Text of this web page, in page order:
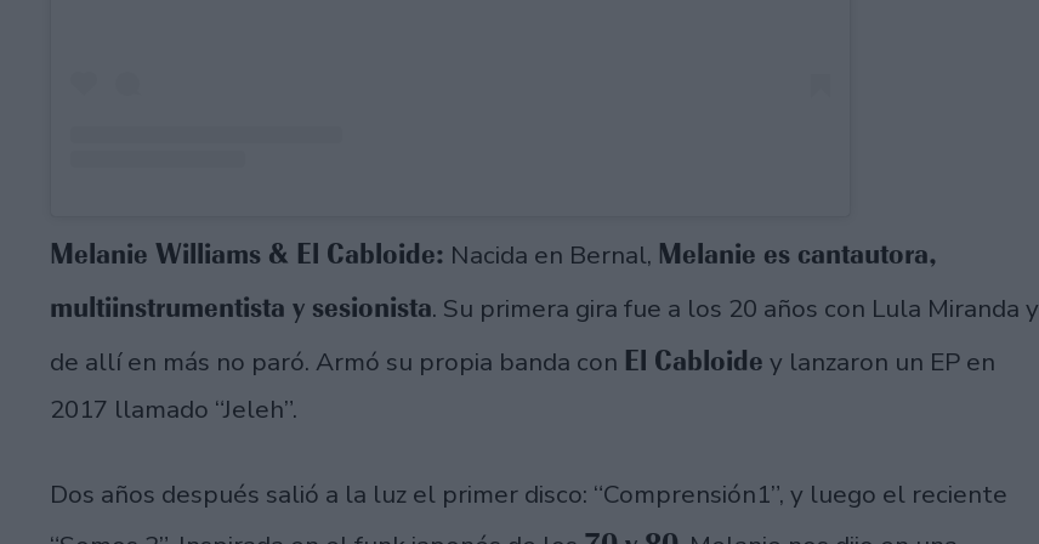
Melanie Williams & El Cabloide: Nacida en Bernal, Melanie es cantautora,
multiinstrumentista y sesionista. Su primera gira fue a los 20 años con Lula Miranda y
de allí en más no paró. Armó su propia banda con El Cabloide y lanzaron un EP en
2017 llamado “Jeleh”.
Dos años después salió a la luz el primer disco: “Comprensión1”, y luego el reciente